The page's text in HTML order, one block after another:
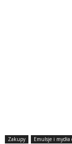
Zakupy Emulsje i